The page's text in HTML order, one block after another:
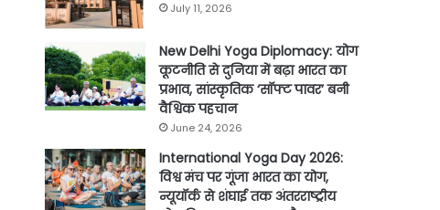
July 11, 2026
New Delhi Yoga Diplomacy: योग
कूटनीति से दुनिया में बढ़ा भारत का
प्रभाव, सांस्कृतिक ‘सॉफ्ट पावर’ बनी
वैश्विक पहचान
June 24, 2026
International Yoga Day 2026:
विश्व मंच पर गूंजा भारत का योग,
न्यूयॉर्क से शंघाई तक अंतरराष्ट्रीय